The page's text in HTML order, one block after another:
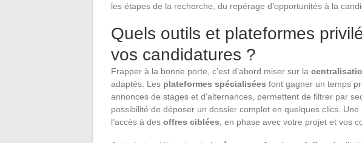
les étapes de la recherche, du repérage d’opportunités à la
Quels outils et plateformes
vos candidatures ?
Frapper à la bonne porte, c’est d’abord miser sur la
adaptés. Les plateformes spécialisées font gagner un temps
annonces de stages et d’alternances, permettent de filtrer par
possibilité de déposer un dossier complet en quelques clics.
l’accès à des offres ciblées , en phase avec votre projet et vos